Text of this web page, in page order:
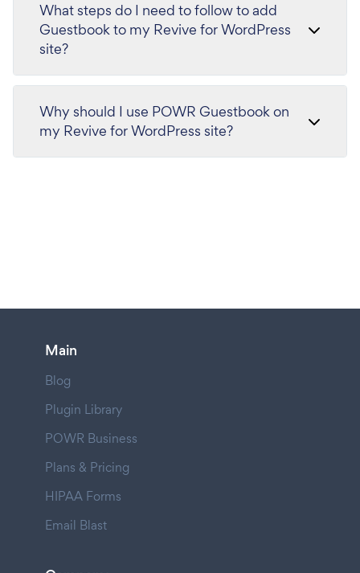
What steps do I need to follow to add
Guestbook to my Revive for WordPress
site?
Why should I use POWR Guestbook on
my Revive for WordPress site?
Main
Blog
Plugin Library
POWR Business
Plans & Pricing
HIPAA Forms
Email Blast